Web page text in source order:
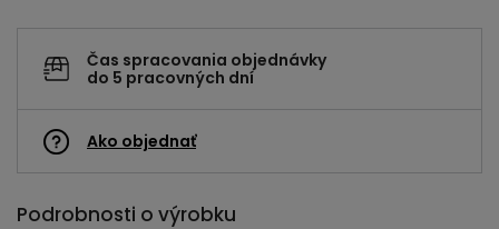
Čas spracovania objednávky
do 5 pracovných dní
Ako objednať
Podrobnosti o výrobku